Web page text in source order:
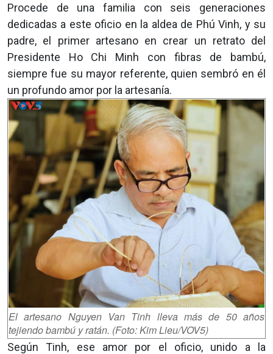
Procede de una familia con seis generaciones
dedicadas a este oficio en la aldea de Phú Vinh, y su
padre, el primer artesano en crear un retrato del
Presidente Ho Chi Minh con fibras de bambú,
siempre fue su mayor referente, quien sembró en él
un profundo amor por la artesanía.
El artesano Nguyen Van Tinh lleva más de 50 años
tejiendo bambú y ratán. (Foto: Kim Lieu/VOV5)
Según Tinh, ese amor por el oficio, unido a la